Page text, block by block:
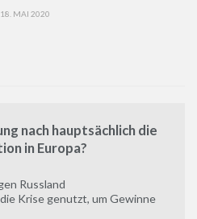
MAI 2020
nach hauptsächlich die
in Europa?
Russland
Krise genutzt, um Gewinne